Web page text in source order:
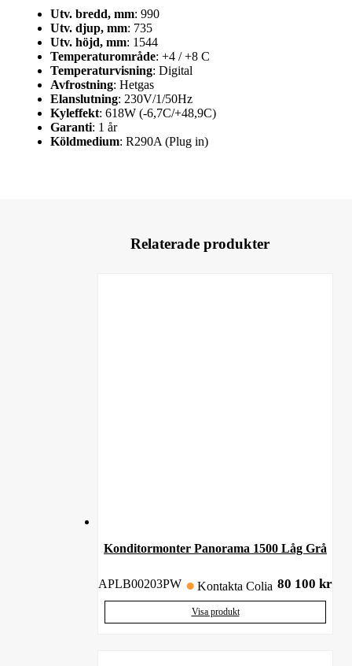
Utv. bredd, mm: 990
Utv. djup, mm: 735
Utv. höjd, mm: 1544
Temperaturområde: +4 / +8 C
Temperaturvisning: Digital
Avfrostning: Hetgas
Elanslutning: 230V/1/50Hz
Kyleffekt: 618W (-6,7C/+48,9C)
Garanti: 1 år
Köldmedium: R290A (Plug in)
Relaterade produkter
Konditormonter Panorama 1500 Låg Grå
APLB00203PW Kontakta Colia 80 100 kr
Visa produkt